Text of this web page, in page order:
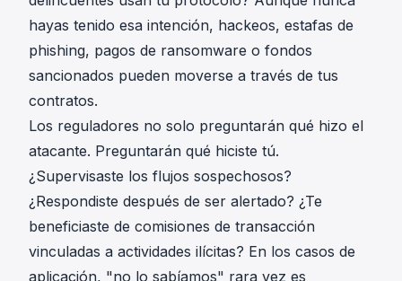
hayas tenido esa intención, hackeos, estafas de
phishing, pagos de ransomware o fondos
sancionados pueden moverse a través de tus
contratos.
Los reguladores no solo preguntarán qué hizo el
atacante. Preguntarán qué hiciste tú.
¿Supervisaste los flujos sospechosos?
¿Respondiste después de ser alertado? ¿Te
beneficiaste de comisiones de transacción
vinculadas a actividades ilícitas? En los casos de
aplicación, "no lo sabíamos" rara vez es